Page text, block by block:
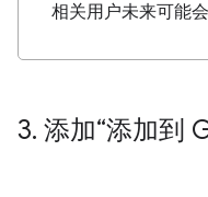
相关用户未来可能
3. 添加“添加到